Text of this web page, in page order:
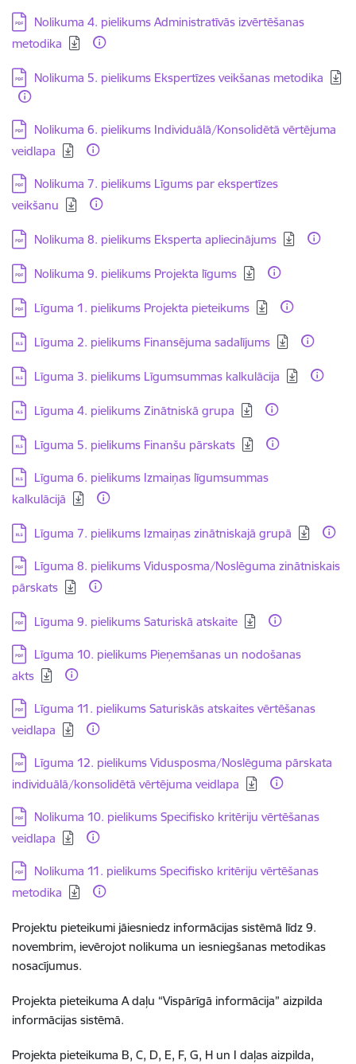
Lejupielādēt:
Nolikuma 4. pielikums Administratīvās izvērtēšanas
metodika
Lejupielādēt:
Nolikuma 5. pielikums Ekspertīzes veikšanas metodika
Lejupielādēt:
Nolikuma 6. pielikums Individuālā/Konsolidētā vērtējuma
veidlapa
Lejupielādēt:
Nolikuma 7. pielikums Līgums par ekspertīzes
veikšanu
Lejupielādēt:
Nolikuma 8. pielikums Eksperta apliecinājums
Lejupielādēt:
Nolikuma 9. pielikums Projekta līgums
Lejupielādēt:
Līguma 1. pielikums Projekta pieteikums
Lejupielādēt:
Līguma 2. pielikums Finansējuma sadalījums
Lejupielādēt:
Līguma 3. pielikums Līgumsummas kalkulācija
Lejupielādēt:
Līguma 4. pielikums Zinātniskā grupa
Lejupielādēt:
Līguma 5. pielikums Finanšu pārskats
Lejupielādēt:
Līguma 6. pielikums Izmaiņas līgumsummas
kalkulācijā
Lejupielādēt:
Līguma 7. pielikums Izmaiņas zinātniskajā grupā
Lejupielādēt:
Līguma 8. pielikums Vidusposma/Noslēguma zinātniskais
pārskats
Lejupielādēt:
Līguma 9. pielikums Saturiskā atskaite
Lejupielādēt:
Līguma 10. pielikums Pieņemšanas un nodošanas
akts
Lejupielādēt:
Līguma 11. pielikums Saturiskās atskaites vērtēšanas
veidlapa
Lejupielādēt:
Līguma 12. pielikums Vidusposma/Noslēguma pārskata
individuālā/konsolidētā vērtējuma veidlapa
Lejupielādēt:
Nolikuma 10. pielikums Specifisko kritēriju vērtēšanas
veidlapa
Lejupielādēt:
Nolikuma 11. pielikums Specifisko kritēriju vērtēšanas
metodika
Projektu pieteikumi jāiesniedz informācijas sistēmā līdz 9.
novembrim, ievērojot nolikuma un iesniegšanas metodikas
nosacījumus.
Projekta pieteikuma A daļu “Vispārīgā informācija” aizpilda
informācijas sistēmā.
Projekta pieteikuma B, C, D, E, F, G, H un I daļas aizpilda,